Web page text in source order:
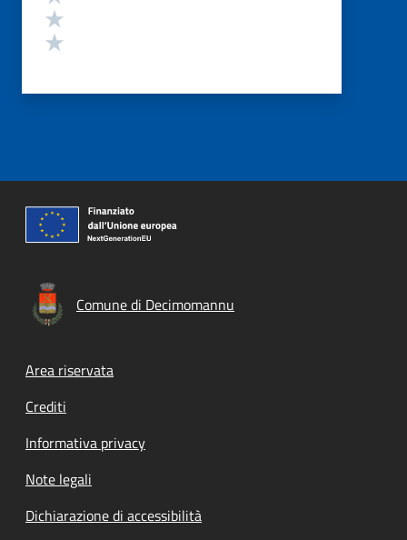
Comune di Decimomannu
Footer menu
Area riservata
Crediti
Informativa privacy
Note legali
Dichiarazione di accessibilità